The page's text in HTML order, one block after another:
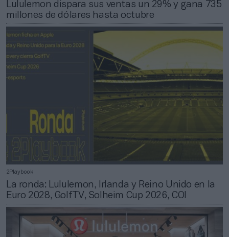
Lululemon dispara sus ventas un 29% y gana 735
millones de dólares hasta octubre
2Playbook
La ronda: Lululemon, Irlanda y Reino Unido en la
Euro 2028, GolfTV, Solheim Cup 2026, COI